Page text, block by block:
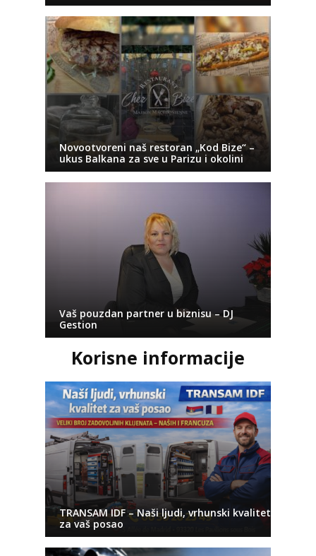
Novootvoreni naš restoran „Kod Bize“ –
ukus Balkana za sve u Parizu i okolini
Vaš pouzdan partner u biznisu – DJ
Gestion
Korisne informacije
TRANSAM IDF – Naši ljudi, vrhunski kvalitet
za vaš posao